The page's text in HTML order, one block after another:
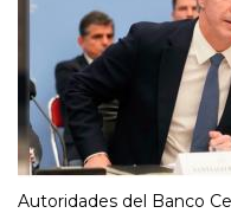
Autoridades del Banco